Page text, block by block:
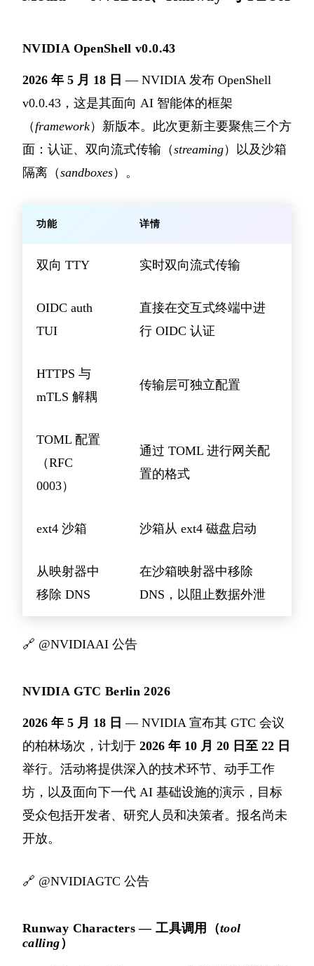
NVIDIA OpenShell v0.0.43
2026 年 5 月 18 日 — NVIDIA 发布 OpenShell
v0.0.43，这是其面向 AI 智能体的框架
（ framework）新版本。此次更新主要聚焦三个方
面：认证、双向流式传输（streaming）以及沙箱
隔离（sandboxes）。
功能 详情
双向 TTY 实时双向流式传输
OIDC auth
TUI
直接在交互式终端中进
行 OIDC 认证
HTTPS 与
mTLS 解耦
传输层可独立配置
TOML 配置
（RFC
0003）
通过 TOML 进行网关配
置的格式
ext4 沙箱 沙箱从 ext4 磁盘启动
从映射器中
移除 DNS
在沙箱映射器中移除
DNS，以阻止数据外泄
🔗 @NVIDIAAI 公告
NVIDIA GTC Berlin 2026
2026 年 5 月 18 日 — NVIDIA 宣布其 GTC 会议
的柏林场次，计划于 2026 年 10 月 20 日至 22 日
举行。活动将提供深入的技术环节、动手工作
坊，以及面向下一代 AI 基础设施的演示，目标
受众包括开发者、研究人员和决策者。报名尚未
开放。
🔗 @NVIDIAGTC 公告
Runway Characters — 工具调用（tool
calling）